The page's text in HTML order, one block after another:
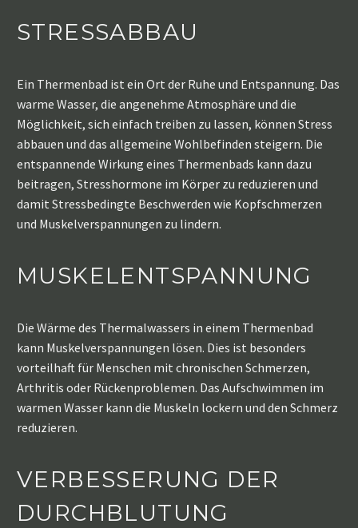
STRESSABBAU
Ein Thermenbad ist ein Ort der Ruhe und Entspannung. Das
warme Wasser, die angenehme Atmosphäre und die
Möglichkeit, sich einfach treiben zu lassen, können Stress
abbauen und das allgemeine Wohlbefinden steigern. Die
entspannende Wirkung eines Thermenbads kann dazu
beitragen, Stresshormone im Körper zu reduzieren und
damit Stressbedingte Beschwerden wie Kopfschmerzen
und Muskelverspannungen zu lindern.
MUSKELENTSPANNUNG
Die Wärme des Thermalwassers in einem Thermenbad
kann Muskelverspannungen lösen. Dies ist besonders
vorteilhaft für Menschen mit chronischen Schmerzen,
Arthritis oder Rückenproblemen. Das Aufschwimmen im
warmen Wasser kann die Muskeln lockern und den Schmerz
reduzieren.
VERBESSERUNG DER
DURCHBLUTUNG